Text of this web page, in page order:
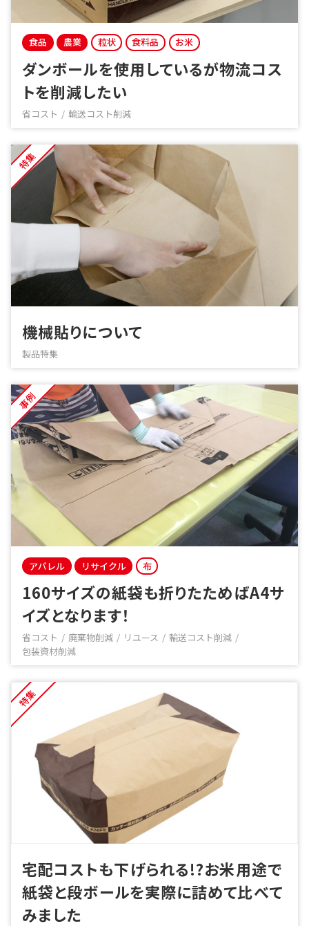
食品 農業 粒状 食料品 お米
ダンボールを使用しているが物流コス
トを削減したい
省コスト 輸送コスト削減
特集
機械貼りについて
製品特集
事例
アパレル リサイクル 布
160サイズの紙袋も折りたためばA4サ
イズとなります！
省コスト 廃棄物削減 リユース
輸送コスト削減
包装資材削減
特集
宅配コストも下げられる!?お米用途で
紙袋と段ボールを実際に詰めて比べて
みました